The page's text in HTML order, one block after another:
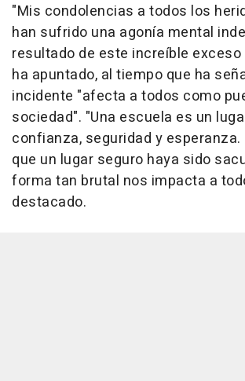
"Mis condolencias a todos los
han sufrido una agonía mental
resultado de este increíble exceso
ha apuntado, al tiempo que ha
incidente "afecta a todos como
sociedad". "Una escuela es un
confianza, seguridad y esperanza.
que un lugar seguro haya sido
forma tan brutal nos impacta a
destacado.